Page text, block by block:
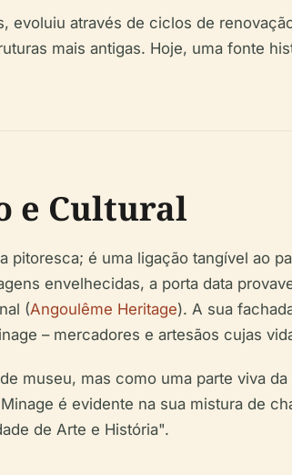
através de ciclos de
mais antigas. Hoje, uma fonte
e Cultural
pitoresca; é uma ligação tangível ao
envelhecidas, a porta data
(Angoulême Heritage). A sua
– mercadores e artesãos cujas
museu, mas como uma parte viva
é evidente na sua mistura de
de Arte e História".